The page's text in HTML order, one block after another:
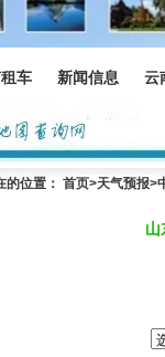
车 新闻信息 云
的位置： 首页>天气预报>
山